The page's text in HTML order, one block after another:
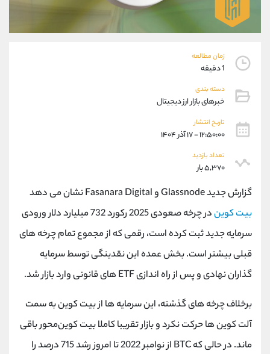
زمان مطالعه
1 دقیقه
دسته بندی
خبرهای بازار ارز دیجیتال
تاریخ انتشار
۱۲:۵۰:۰۰ - ۱۷ آذر ۱۴۰۴
تعداد بازدید
۵,۳۷۰ بار
گزارش جدید Glassnode و Fasanara Digital نشان می دهد
بیت کوین
در چرخه صعودی 2025 رکورد 732 میلیارد دلار ورودی
سرمایه جدید ثبت کرده است، رقمی که از مجموع تمام چرخه های
قبلی بیشتر است. بخش عمده این نقدینگی توسط سرمایه
گذاران نهادی و پس از راه اندازی ETF های قانونی وارد بازار شد.
برخلاف چرخه های گذشته، این سرمایه ها از بیت کوین به سمت
آلت کوین ها حرکت نکرد و بازار تقریبا کاملا بیت کوین‌محور باقی
ماند. در حالی که BTC از نوامبر 2022 تا امروز رشد 715 درصد را
واتساپ شروع گفتگو
تلگرام @Armteam_admin_104
پشتیبان فروش
موبایل
واتساپ
تلگرام
داخلی
اطلاعات تماس
تلفن 021-22021030
بدون پیش شماره 90001030
اینستاگرام @alireza.mehrabii
کانال تلگرام @alirezamehrabi_com